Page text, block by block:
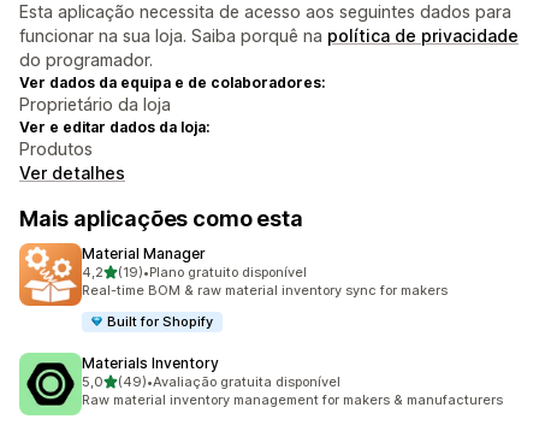
Esta aplicação necessita de acesso aos seguintes dados para
funcionar na sua loja. Saiba porquê na política de privacidade
do programador.
Ver dados da equipa e de colaboradores:
Proprietário da loja
Ver e editar dados da loja:
Produtos
Ver detalhes
Mais aplicações como esta
Material Manager
4,2de 5 estrelas
(19)
19 total de avaliações
•Plano gratuito disponível
Real-time BOM & raw material inventory sync for makers
Built for Shopify
Materials Inventory
5,0de 5 estrelas
(49)
49 total de avaliações
•Avaliação gratuita disponível
Raw material inventory management for makers & manufacturers